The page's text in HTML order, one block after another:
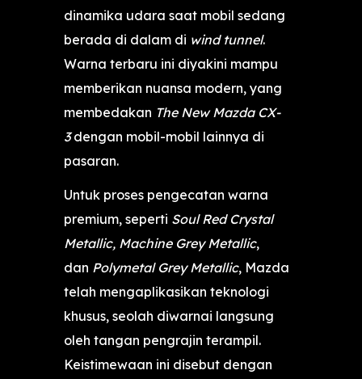
dinamika udara saat mobil sedang
berada di dalam di wind tunnel.
Warna terbaru ini diyakini mampu
memberikan nuansa modern, yang
membedakan The New Mazda CX-
3dengan mobil-mobil lainnya di
pasaran.
Untuk proses pengecatan warna
premium, seperti Soul Red Crystal
Metallic, Machine Grey Metallic,
dan Polymetal Grey Metallic, Mazda
telah mengaplikasikan teknologi
khusus, seolah diwarnai langsung
oleh tangan pengrajin terampil.
Keistimewaan ini disebut dengan